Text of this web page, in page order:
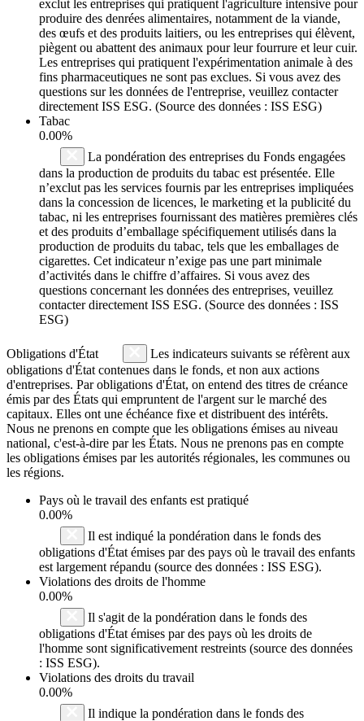
exclut les entreprises qui pratiquent l'agriculture intensive pour
produire des denrées alimentaires, notamment de la viande,
des œufs et des produits laitiers, ou les entreprises qui élèvent,
piègent ou abattent des animaux pour leur fourrure et leur cuir.
Les entreprises qui pratiquent l'expérimentation animale à des
fins pharmaceutiques ne sont pas exclues. Si vous avez des
questions sur les données de l'entreprise, veuillez contacter
directement ISS ESG. (Source des données : ISS ESG)
Tabac
0.00%
La pondération des entreprises du Fonds engagées
dans la production de produits du tabac est présentée. Elle
n’exclut pas les services fournis par les entreprises impliquées
dans la concession de licences, le marketing et la publicité du
tabac, ni les entreprises fournissant des matières premières clés
et des produits d’emballage spécifiquement utilisés dans la
production de produits du tabac, tels que les emballages de
cigarettes. Cet indicateur n’exige pas une part minimale
d’activités dans le chiffre d’affaires. Si vous avez des
questions concernant les données des entreprises, veuillez
contacter directement ISS ESG. (Source des données : ISS
ESG)
Obligations d'État
Les indicateurs suivants se réfèrent aux
obligations d'État contenues dans le fonds, et non aux actions
d'entreprises. Par obligations d'État, on entend des titres de créance
émis par des États qui empruntent de l'argent sur le marché des
capitaux. Elles ont une échéance fixe et distribuent des intérêts.
Nous ne prenons en compte que les obligations émises au niveau
national, c'est-à-dire par les États. Nous ne prenons pas en compte
les obligations émises par les autorités régionales, les communes ou
les régions.
Pays où le travail des enfants est pratiqué
0.00%
Il est indiqué la pondération dans le fonds des
obligations d'État émises par des pays où le travail des enfants
est largement répandu (source des données : ISS ESG).
Violations des droits de l'homme
0.00%
Il s'agit de la pondération dans le fonds des
obligations d'État émises par des pays où les droits de
l'homme sont significativement restreints (source des données
: ISS ESG).
Violations des droits du travail
0.00%
Il indique la pondération dans le fonds des